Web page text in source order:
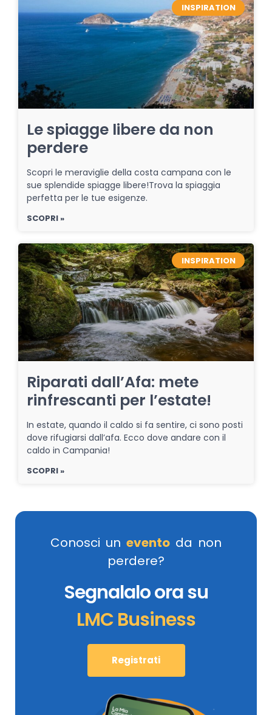
INSPIRATION
Le spiagge libere da non
perdere
Scopri le meraviglie della costa campana con le
sue splendide spiagge libere!Trova la spiaggia
perfetta per le tue esigenze.
SCOPRI »
INSPIRATION
Riparati dall’Afa: mete
rinfrescanti per l’estate!
In estate, quando il caldo si fa sentire, ci sono posti
dove rifugiarsi dall’afa. Ecco dove andare con il
caldo in Campania!
SCOPRI »
Conosci un evento da non
perdere?
Segnalalo ora su
LMC Business
Registrati